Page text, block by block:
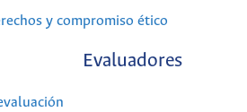
y compromiso ético
Evaluadores